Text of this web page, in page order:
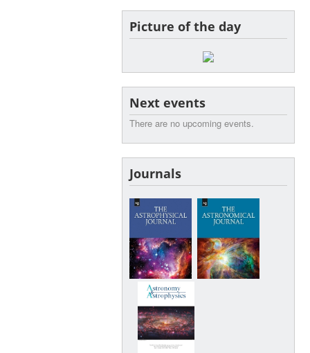
Picture of the day
Next events
There are no upcoming events.
Journals